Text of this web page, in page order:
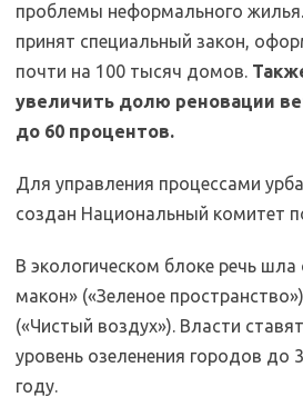
проблемы неформального
принят специальный закон,
почти на 100 тысяч домов.
увеличить долю реновации
до 60 процентов.
Для управления процессами
создан Национальный комитет
В экологическом блоке речь
макон» («Зеленое
(«Чистый воздух»). Власти
уровень озеленения городов до
году.